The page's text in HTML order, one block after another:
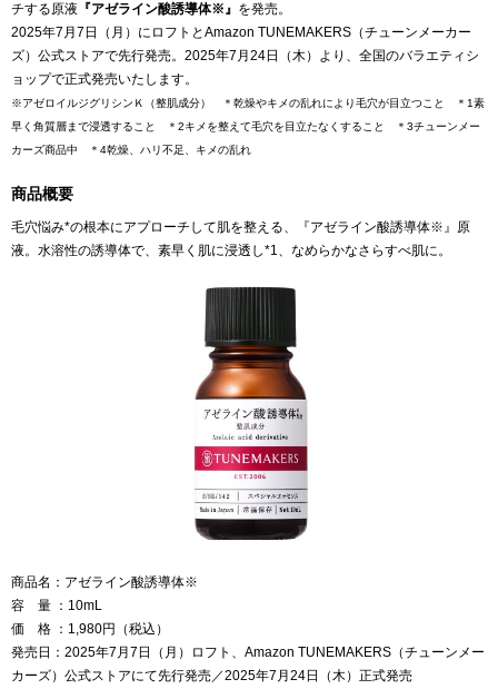
チする原液 『アゼライン酸誘導体※』 を発売。
2025年7月7日（月）にロフトとAmazon TUNEMAKERS（チューンメーカー
ズ）公式ストアで先行発売。2025年7月24日（木）より、全国のバラエティシ
ョップで正式発売いたします。
※アゼロイルジグリシンＫ（整肌成分） ＊乾燥やキメの乱れにより毛穴が目立つこと ＊1素
早く角質層まで浸透すること ＊2キメを整えて毛穴を目立たなくすること ＊3チューンメー
カーズ商品中 ＊4乾燥、ハリ不足、キメの乱れ
商品概要
毛穴悩み*の根本にアプローチして肌を整える、『アゼライン酸誘導体※』原
液。水溶性の誘導体で、素早く肌に浸透し*1、なめらかなさらすべ肌に。
商品名：アゼライン酸誘導体※
容 量 ：10mL
価 格 ：1,980円（税込）
発売日：2025年7月7日（月）ロフト、Amazon TUNEMAKERS（チューンメー
カーズ）公式ストアにて先行発売／2025年7月24日（木）正式発売